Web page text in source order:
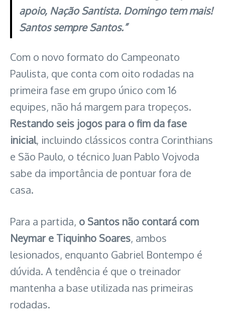
apoio, Nação Santista. Domingo tem mais!
Santos sempre Santos.”
Com o novo formato do Campeonato
Paulista, que conta com oito rodadas na
primeira fase em grupo único com 16
equipes, não há margem para tropeços.
Restando seis jogos para o fim da fase
inicial, incluindo clássicos contra Corinthians
e São Paulo, o técnico Juan Pablo Vojvoda
sabe da importância de pontuar fora de
casa.
Para a partida, o Santos não contará com
Neymar e Tiquinho Soares, ambos
lesionados, enquanto Gabriel Bontempo é
dúvida. A tendência é que o treinador
mantenha a base utilizada nas primeiras
rodadas.